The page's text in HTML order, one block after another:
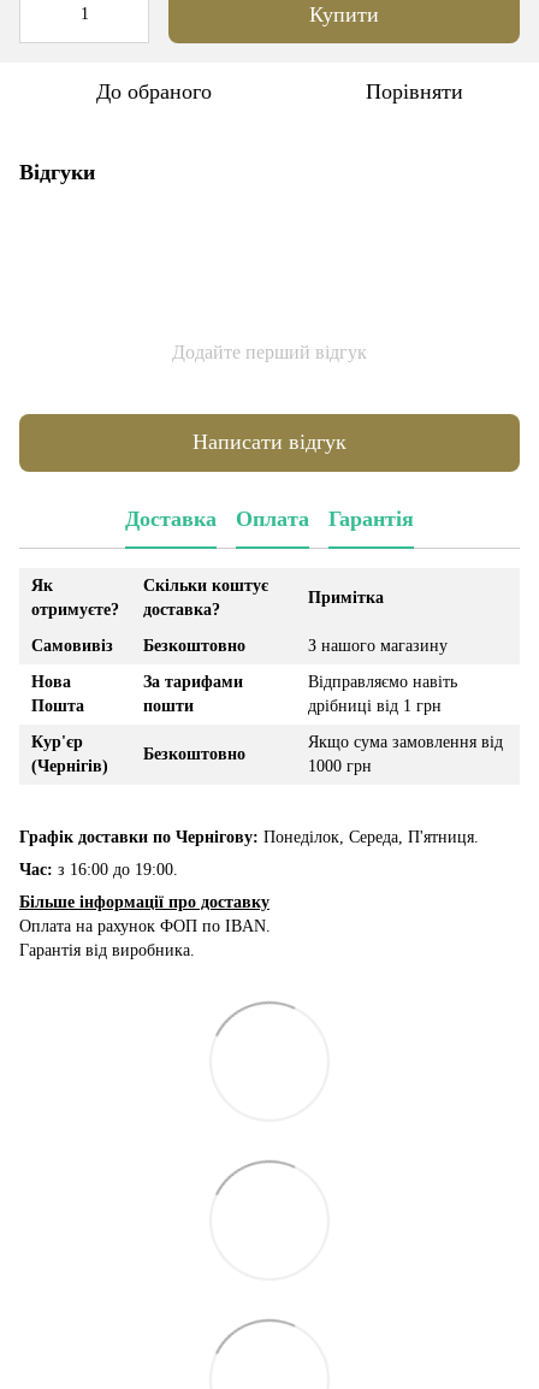
Купити
До обраного Порівняти
Відгуки
Додайте перший відгук
Написати відгук
Доставка Оплата Гарантія
Як
отримуєте?
Скільки коштує
доставка?
Примітка
Самовивіз Безкоштовно
З нашого магазину
Нова
Пошта
За тарифами
пошти
Відправляємо навіть
дрібниці від 1 грн
Кур'єр
(Чернігів)
Безкоштовно
Якщо сума замовлення від
1000 грн
Графік доставки по Чернігову: Понеділок, Середа, П'ятниця.
Час: з 16:00 до 19:00.
Більше інформації про доставку
Оплата на рахунок ФОП по IBAN.
Гарантія від виробника.